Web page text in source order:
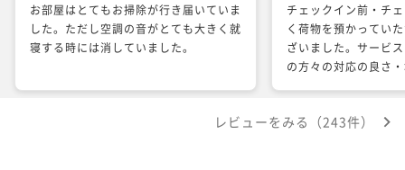
お部屋はとてもお掃除が行き届いていま
した。ただし空調の音がとても大きく就
寝する時には消していました。
チェックイン前・チ
く荷物を預かってい
ざいました。サービ
の方々の対応の良さ
しと思われました。
レビューをみる（243件）